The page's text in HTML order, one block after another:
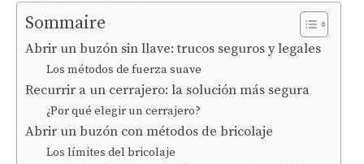
Sommaire
Abrir un buzón sin llave: trucos seguros y legales
Los métodos de fuerza suave
Recurrir a un cerrajero: la solución más segura
¿Por qué elegir un cerrajero?
Abrir un buzón con métodos de bricolaje
Los límites del bricolaje